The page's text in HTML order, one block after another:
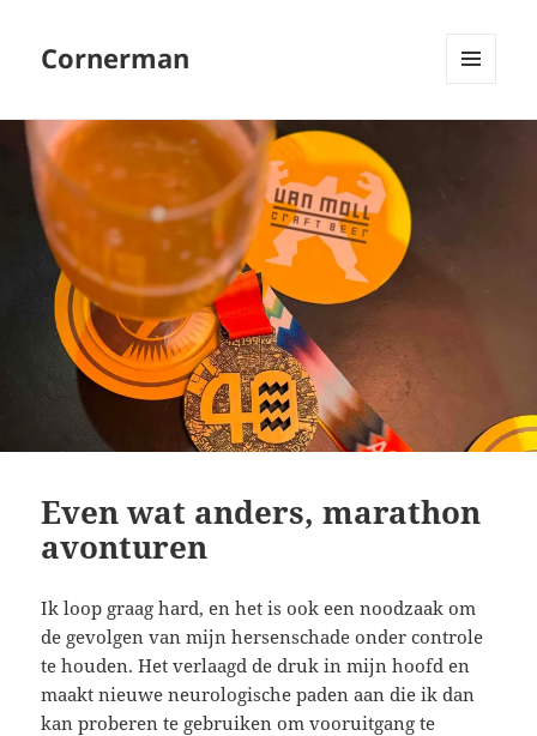
Cornerman
Even wat anders, marathon
avonturen
Ik loop graag hard, en het is ook een noodzaak om
de gevolgen van mijn hersenschade onder controle
te houden. Het verlaagd de druk in mijn hoofd en
maakt nieuwe neurologische paden aan die ik dan
kan proberen te gebruiken om vooruitgang te